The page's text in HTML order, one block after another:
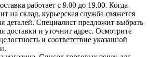
работает с 9.00 до 19.00. Когда
на склад, курьерская служба свяжется
деталей. Специалист предложит выбрать
доставки и уточнит адрес. Осмотрите
и соответствие указанной